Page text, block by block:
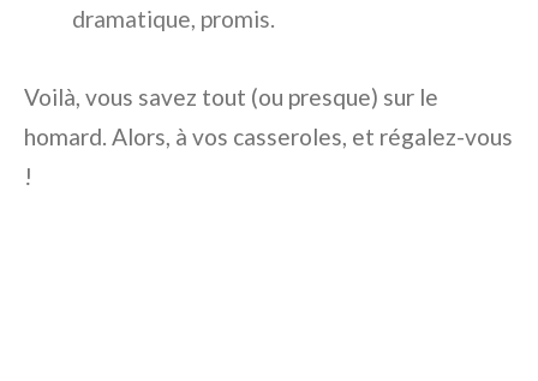
dramatique, promis.
Voilà, vous savez tout (ou presque) sur le
homard. Alors, à vos casseroles, et régalez-vous
!